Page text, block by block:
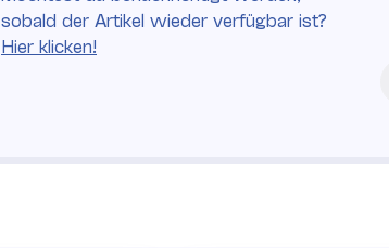
sobald der Artikel wieder verfügbar ist?
Hier klicken!